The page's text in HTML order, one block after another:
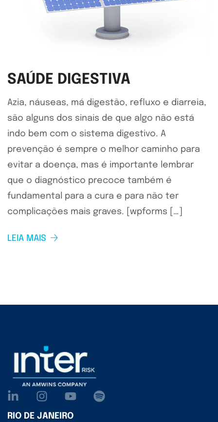
SAÚDE DIGESTIVA
Azia, náuseas, má digestão, refluxo e diarreia,
são alguns dos sinais de que algo não está
indo bem com o sistema digestivo. A
prevenção é sempre o melhor caminho para
evitar a doença, mas é importante lembrar
que o diagnóstico precoce também é
fundamental para a cura e para não ter
complicações mais graves. [wpforms […]
LEIA MAIS
RIO DE JANEIRO